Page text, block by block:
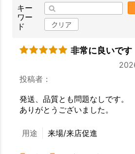
キー
ワー
ド
クリア
非常に良いです
投稿者：
発送、品質とも問題なしです。
ありがとうございました。
用途 来場/来店促進